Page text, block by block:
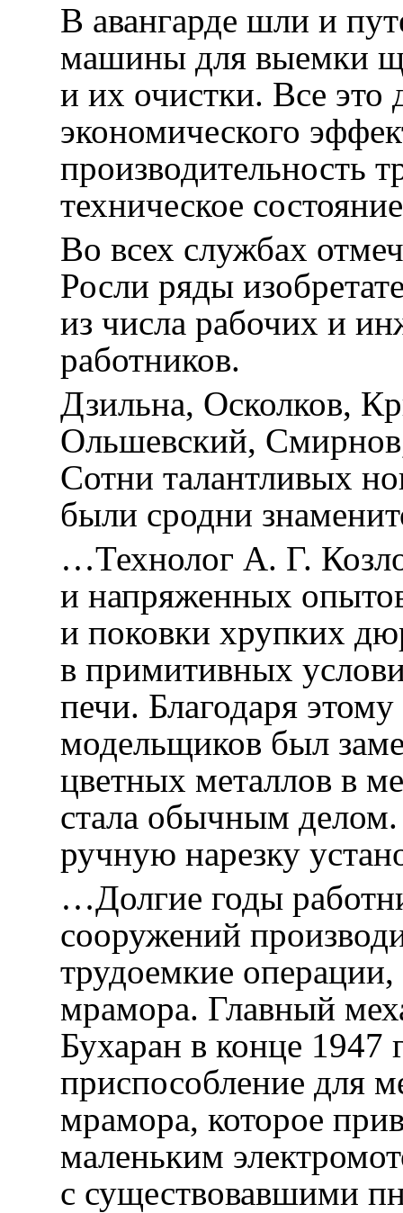
В авангарде шли и
машины для выемки
и их очистки. Все это
экономического
производительность
техническое
Во всех службах
Росли ряды
из числа рабочих и
работников.
Дзильна, Осколков,
Ольшевский,
Сотни талантливых
были сродни
…Технолог А. Г.
и напряженных
и поковки хрупких
в примитивных
печи. Благодаря
модельщиков был
цветных металлов в
стала обычным
ручную нарезку
…Долгие годы
сооружений
трудоемкие
мрамора. Главный
Бухаран в конце 1947
приспособление для
мрамора, которое
маленьким
с существовавшими